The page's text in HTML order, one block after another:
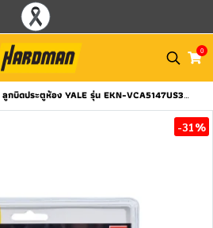
0
ลูกบิดประตูห้อง YALE รุ่น EKN-VCA5147US32D
-31%